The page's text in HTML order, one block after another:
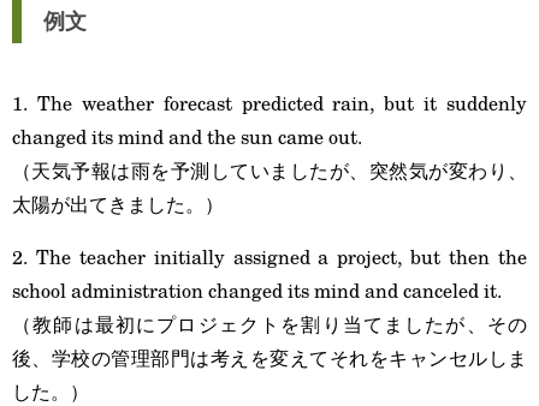
例文
1. The weather forecast predicted rain, but it suddenly
changed its mind and the sun came out.
（天気予報は雨を予測していましたが、突然気が変わり、
太陽が出てきました。）
2. The teacher initially assigned a project, but then the
school administration changed its mind and canceled it.
（教師は最初にプロジェクトを割り当てましたが、その
後、学校の管理部門は考えを変えてそれをキャンセルしま
した。）